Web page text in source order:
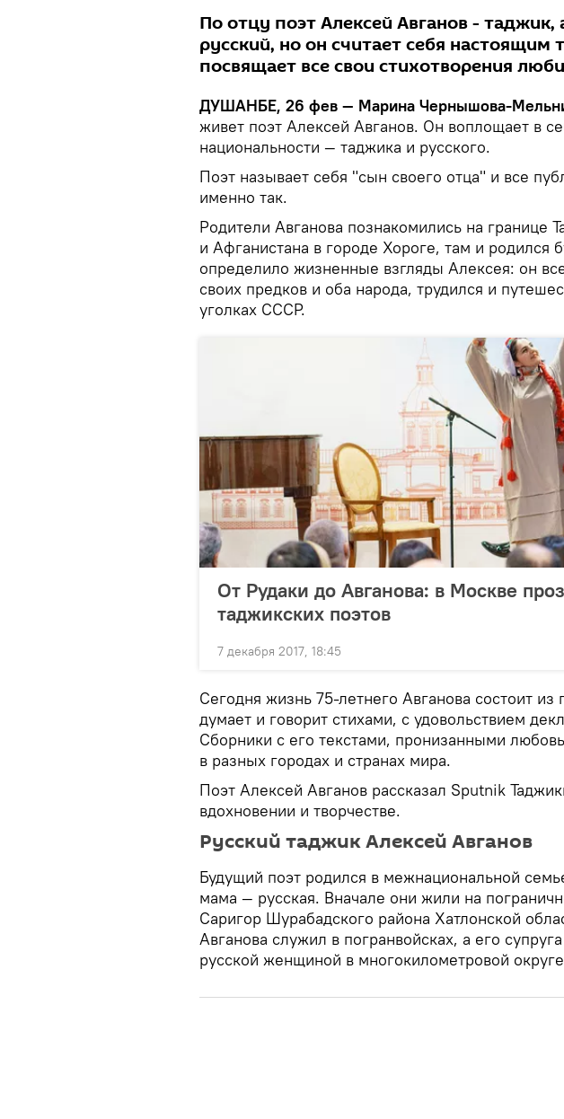
По отцу поэт Алексей Авганов - таджик,
русский, но он считает себя настоящим
посвящает все свои стихотворения
ДУШАНБЕ, 26 фев — Марина Чернышова-
живет поэт Алексей Авганов. Он воплощает в
национальности — таджика и русского.
Поэт называет себя "сын своего отца" и все
именно так.
Родители Авганова познакомились на границе
и Афганистана в городе Хороге, там и родился
определило жизненные взгляды Алексея: он
своих предков и оба народа, трудился и
уголках СССР.
От Рудаки до Авганова: в Москве
таджикских поэтов
7 декабря 2017, 18:45
Сегодня жизнь 75-летнего Авганова состоит из
думает и говорит стихами, с удовольствием
Сборники с его текстами, пронизанными
в разных городах и странах мира.
Поэт Алексей Авганов рассказал Sputnik
вдохновении и творчестве.
Русский таджик Алексей Авганов
Будущий поэт родился в межнациональной
мама — русская. Вначале они жили на
Саригор Шурабадского района Хатлонской
Авганова служил в погранвойсках, а его
русской женщиной в многокилометровой